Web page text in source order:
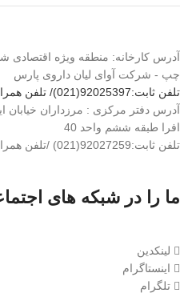
آدرس کارخانه: منطقه ویژه اقتصادی
چپ - شرکت آوای لیان داروی پارس
تلفن ثابت:92025397(021)/ تلفن همراه :09173005407
آدرس دفتر مرکزی : مرزداران خیابان
افرا طبقه ششم واحد 40
تلفن ثابت:92027259(021) /تلفن همراه : 09941800468-09921220332
ما را در شبکه های
لینکدین
اینستاگرام
تلگرام